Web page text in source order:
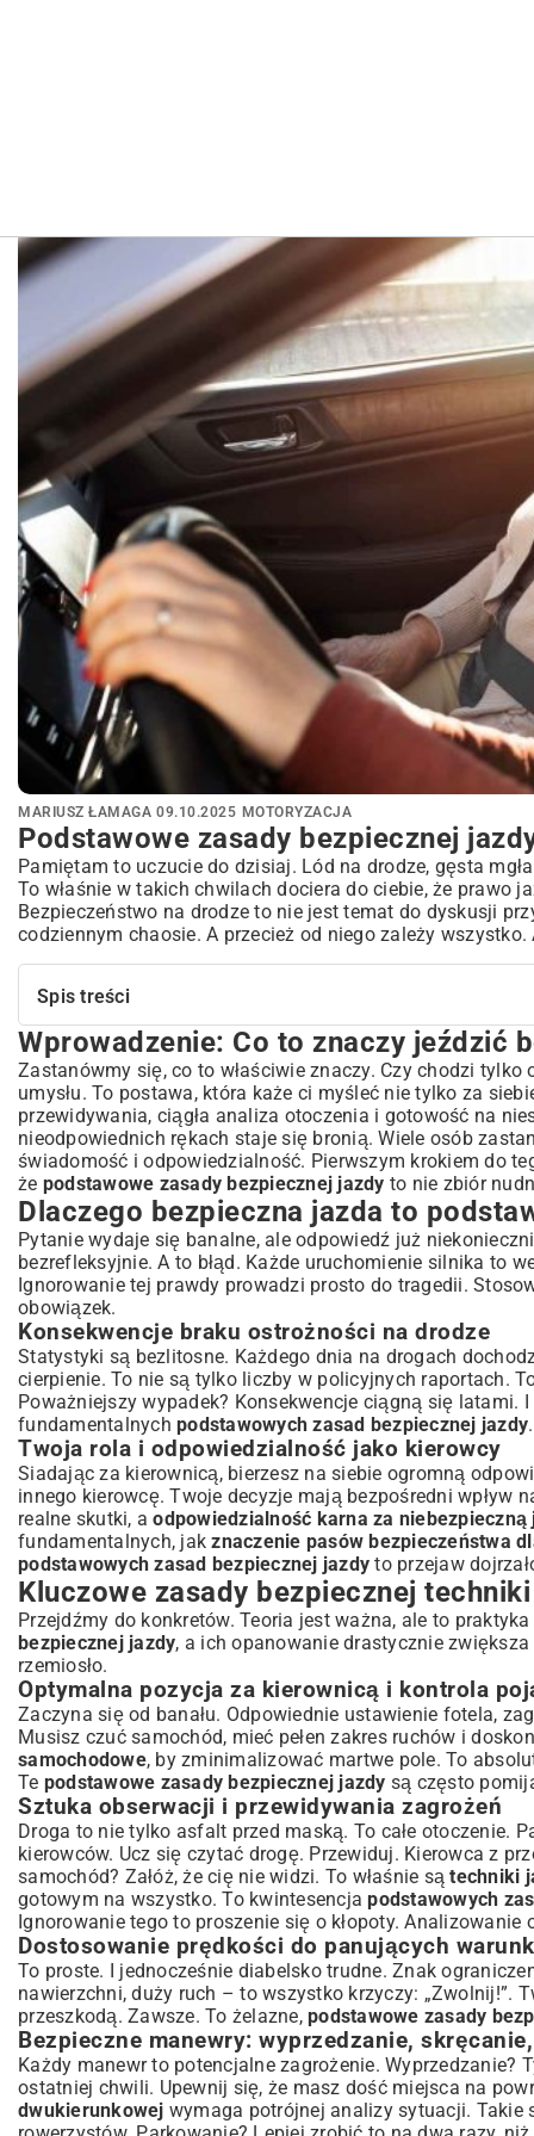
MARIUSZ ŁAMAGA 09.10.2025 MOTORYZACJA
Podstawowe zasady bezpiecznej
Pamiętam to uczucie do dzisiaj. Lód na drodze, gęsta
To właśnie w takich chwilach dociera do ciebie, że prawo
Bezpieczeństwo na drodze to nie jest temat do dyskusji
codziennym chaosie. A przecież od niego zależy
Spis treści
Wprowadzenie: Co to znaczy jeździć bezpiecznie?
Dlaczego bezpieczna jazda to podstawa?
Konsekwencje braku ostrożności na drodze
Twoja rola i odpowiedzialność jako kierowcy
Kluczowe zasady bezpiecznej techniki jazdy
Optymalna pozycja za kierownicą i kontrola pojazdu
Sztuka obserwacji i przewidywania zagrożeń
Dostosowanie prędkości do panujących warunków
Bezpieczne manewry: wyprzedzanie, skręcanie, parkowanie
Wyzwania na drodze: Jak radzić sobie w trudnych
Jazda w niesprzyjającej pogodzie: deszcz, śnieg, mgła
Specyfika jazdy nocą i zmierzchem
Zachowanie w ruchu miejskim i na autostradzie
Kierowca pod lupą: Czynniki wpływające na
Zmęczenie i brak koncentracji – cisi zabójcy
Rozpraszacze uwagi i ich realne zagrożenia
Wpływ alkoholu i substancji odurzających
Rola pojazdu: Sprawność techniczna to gwarancja
Dlaczego regularne przeglądy są tak ważne?
Opony – jedyny punkt styku z nawierzchnią
Systemy bezpieczeństwa: ABS, ESP i inne wsparcie
Podsumowanie: Jak stale doskonalić swoje umiejętności?
Wprowadzenie: Co to znaczy jeździć
Zastanówmy się, co to właściwie znaczy. Czy chodzi
umysłu. To postawa, która każe ci myśleć nie tylko za
przewidywania, ciągła analiza otoczenia i gotowość na
nieodpowiednich rękach staje się bronią. Wiele osób
świadomość i odpowiedzialność. Pierwszym krokiem do
że podstawowe zasady bezpiecznej jazdy to nie zbiór
Dlaczego bezpieczna jazda to
Pytanie wydaje się banalne, ale odpowiedź już
bezrefleksyjnie. A to błąd. Każde uruchomienie silnika to
Ignorowanie tej prawdy prowadzi prosto do tragedii.
obowiązek.
Konsekwencje braku ostrożności na drodze
Statystyki są bezlitosne. Każdego dnia na drogach
cierpienie. To nie są tylko liczby w policyjnych raportach.
Poważniejszy wypadek? Konsekwencje ciągną się latami.
fundamentalnych podstawowych zasad bezpiecznej jazdy
Twoja rola i odpowiedzialność jako kierowcy
Siadając za kierownicą, bierzesz na siebie ogromną
innego kierowcę. Twoje decyzje mają bezpośredni wpływ
realne skutki, aodpowiedzialność karna za niebezpieczną
fundamentalnych, jakznaczenie pasów bezpieczeństwa
podstawowych zasad bezpiecznej jazdy to przejaw
Kluczowe zasady bezpiecznej
Przejdźmy do konkretów. Teoria jest ważna, ale to
bezpiecznej jazdy, a ich opanowanie drastycznie
rzemiosło.
Optymalna pozycja za kierownicą i kontrola
Zaczyna się od banału. Odpowiednie ustawienie fotela,
Musisz czuć samochód, mieć pełen zakres ruchów i
samochodowe, by zminimalizować martwe pole. To
Te podstawowe zasady bezpiecznej jazdy są często
Sztuka obserwacji i przewidywania zagrożeń
Droga to nie tylko asfalt przed maską. To całe otoczenie.
kierowców. Ucz się czytać drogę. Przewiduj. Kierowca z
samochód? Załóż, że cię nie widzi. To właśnie sątechniki
gotowym na wszystko. To kwintesencjapodstawowych
Ignorowanie tego to proszenie się o kłopoty.
Dostosowanie prędkości do panujących
To proste. I jednocześnie diabelsko trudne. Znak
nawierzchni, duży ruch – to wszystko krzyczy: „Zwolnij!”.
przeszkodą. Zawsze. To żelazne, podstawowe zasady
Bezpieczne manewry: wyprzedzanie,
Każdy manewr to potencjalne zagrożenie. Wyprzedzanie?
ostatniej chwili. Upewnij się, że masz dość miejsca na
dwukierunkowej wymaga potrójnej analizy sytuacji. Takie